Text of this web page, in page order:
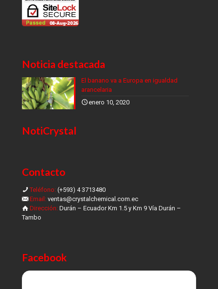
Noticia destacada
El banano va a Europa en igualdad
arancelaria
enero 10, 2020
NotiCrystal
Contacto
Teléfono: (+593) 4 3713480
Email: ventas@crystalchemical.com.ec
Dirección: Durán – Ecuador Km 1.5 y Km 9 Vía Durán –
Tambo
Facebook